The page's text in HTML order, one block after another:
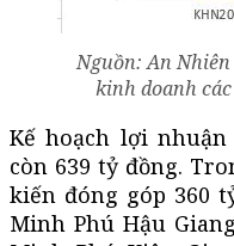
Nguồn: An
kinh doanh
Kế hoạch lợi
còn 639 tỷ đồng.
kiến đóng góp 360
Minh Phú Hậu